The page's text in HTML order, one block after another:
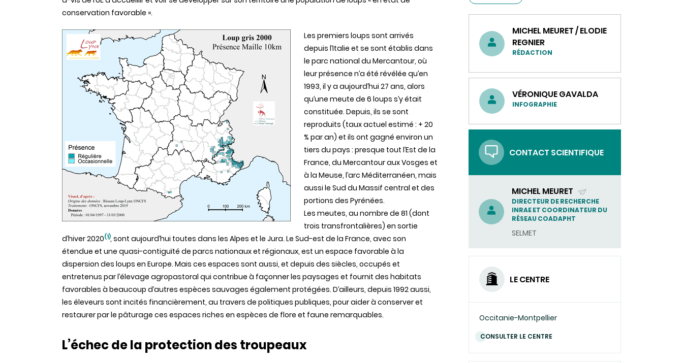
conservation favorable ».
Les premiers loups sont arrivés
depuis l’Italie et se sont établis dans
le parc national du Mercantour, où
leur présence n’a été révélée qu’en
1993, il y a aujourd’hui 27 ans, alors
qu’une meute de 6 loups s’y était
constituée. Depuis, ils se sont
reproduits (taux actuel estimé : + 20
% par an) et ils ont gagné environ un
tiers du pays : presque tout l’Est de la
France, du Mercantour aux Vosges et
à la Meuse, l’arc Méditerranéen, mais
aussi le Sud du Massif central et des
portions des Pyrénées.
Les meutes, au nombre de 81 (dont
trois transfrontalières) en sortie
d’hiver 2020(1), sont aujourd’hui toutes dans les Alpes et le Jura. Le Sud-est de la France, avec son
étendue et une quasi-contiguïté de parcs nationaux et régionaux, est un espace favorable à la
dispersion des loups en Europe. Mais ces espaces sont aussi, et depuis des siècles, occupés et
entretenus par l’élevage agropastoral qui contribue à façonner les paysages et fournit des habitats
favorables à beaucoup d’autres espèces sauvages également protégées. D’ailleurs, depuis 1992 aussi,
les éleveurs sont incités financièrement, au travers de politiques publiques, pour aider à conserver et
restaurer par le pâturage ces espaces riches en espèces de flore et faune remarquables.
L’échec de la protection des troupeaux
MICHEL MEURET / ELODIE
REGNIER
RÉDACTION
VÉRONIQUE GAVALDA
INFOGRAPHIE
CONTACT SCIENTIFIQUE
MICHEL MEURET
(ENVOYER
UN
DIRECTEUR DE RECHERCHE
INRAE ET COORDINATEUR DU
RÉSEAU COADAPHT
SELMET
LE CENTRE
Occitanie-Montpellier
CONSULTER LE CENTRE